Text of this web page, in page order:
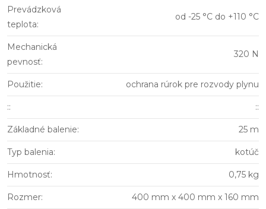
Prevádzková
teplota:
od -25 °C do +110 °C
Mechanická
pevnosť:
320 N
Použitie: ochrana rúrok pre rozvody plynu
:: ::
Základné balenie: 25 m
Typ balenia: kotúč
Hmotnosť: 0,75 kg
Rozmer: 400 mm x 400 mm x 160 mm